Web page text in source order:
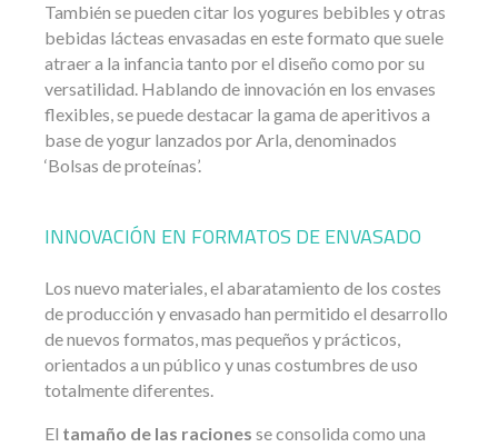
También se pueden citar los yogures bebibles y otras
bebidas lácteas envasadas en este formato que suele
atraer a la infancia tanto por el diseño como por su
versatilidad. Hablando de innovación en los envases
flexibles, se puede destacar la gama de aperitivos a
base de yogur lanzados por Arla, denominados
‘Bolsas de proteínas’.
INNOVACIÓN EN FORMATOS DE ENVASADO
Los nuevo materiales, el abaratamiento de los costes
de producción y envasado han permitido el desarrollo
de nuevos formatos, mas pequeños y prácticos,
orientados a un público y unas costumbres de uso
totalmente diferentes.
El tamaño de las raciones se consolida como una